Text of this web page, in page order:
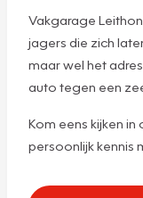
Vakgarage
jagers die zich
maar wel het
auto tegen een
Kom eens kijken
persoonlijk kennis